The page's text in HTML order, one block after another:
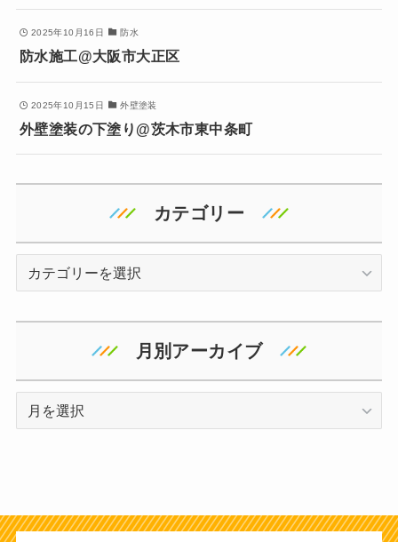
2025年10月16日 防水
防水施工@大阪市大正区
2025年10月15日 外壁塗装
外壁塗装の下塗り@茨木市東中条町
カテゴリー
月別アーカイブ